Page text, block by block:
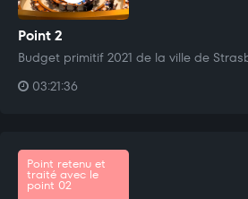
Point 2
Budget primitif 2021 de la ville de
03:21:36
Point retenu et
traité avec le
point 02